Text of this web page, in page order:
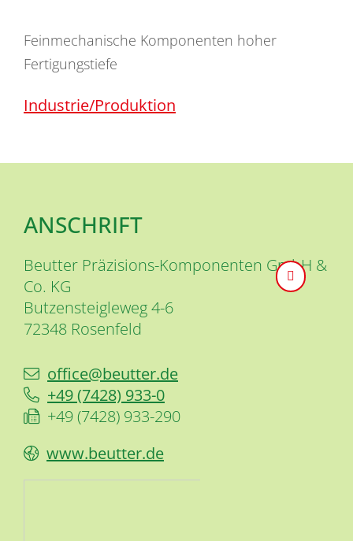
Feinmechanische Komponenten hoher
Fertigungstiefe
Industrie/Produktion
ANSCHRIFT
Beutter Präzisions-Komponenten GmbH &
Co. KG
Butzensteigleweg 4-6
72348 Rosenfeld
office@beutter.de
+49 (7428) 933-0
+49 (7428) 933-290
www.beutter.de